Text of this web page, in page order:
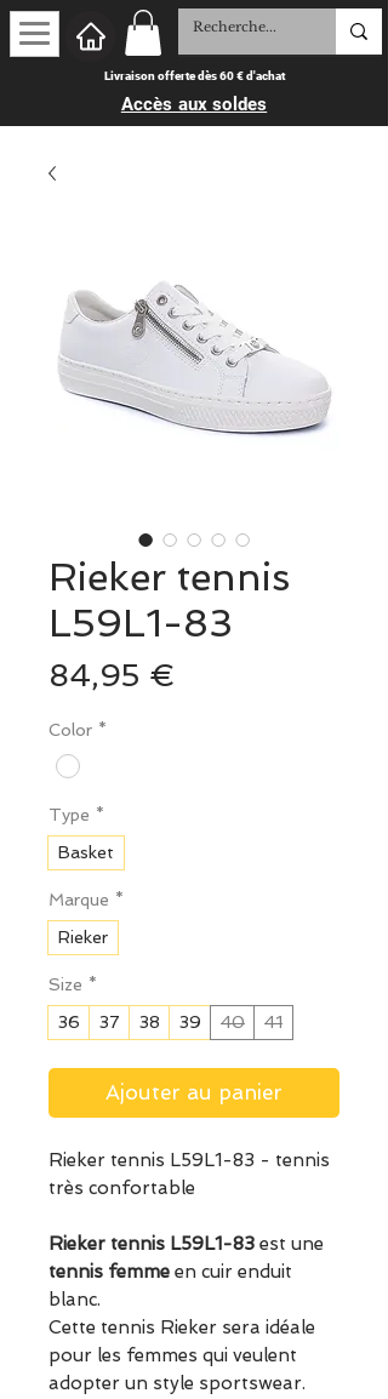
Livraison offerte dès 60 € d'achat
Accès aux soldes
Rieker tennis
L59L1-83
84,95 €
Color *
Type *
Basket
Marque *
Rieker
Size *
36
37 38 39 40 41
Ajouter au panier
Rieker tennis L59L1-83 - tennis
très confortable
Rieker tennis L59L1-83 est une
tennis femme en cuir enduit
blanc.
Cette tennis Rieker sera idéale
pour les femmes qui veulent
adopter un style sportswear.